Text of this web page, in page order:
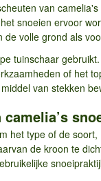
van
snoeien ervoor
volle grond als
tuinschaar
of het
van stekken
het type of de
de kroon te